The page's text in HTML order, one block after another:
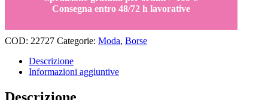
Consegna entro 48/72 h lavorative
COD: 22727 Categorie: Moda, Borse
Descrizione
Informazioni aggiuntive